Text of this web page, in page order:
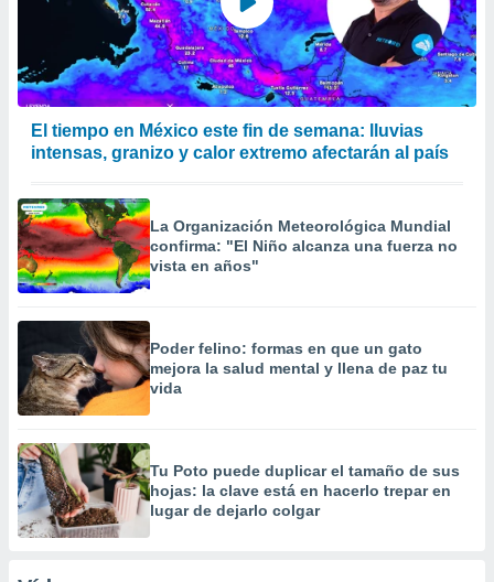
El tiempo en México este fin de semana: lluvias
intensas, granizo y calor extremo afectarán al país
La Organización Meteorológica Mundial
confirma: "El Niño alcanza una fuerza no
vista en años"
Poder felino: formas en que un gato
mejora la salud mental y llena de paz tu
vida
Tu Poto puede duplicar el tamaño de sus
hojas: la clave está en hacerlo trepar en
lugar de dejarlo colgar